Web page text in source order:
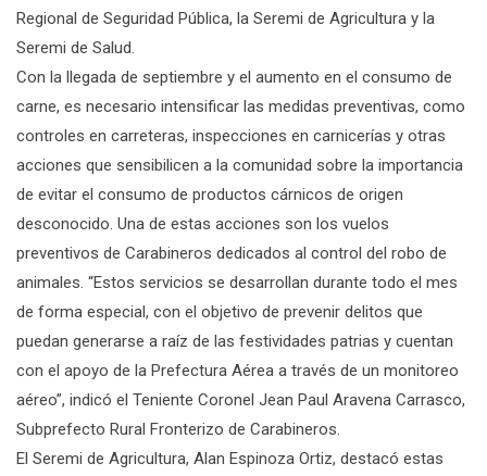
Regional de Seguridad Pública, la Seremi de Agricultura y la
Seremi de Salud.
Con la llegada de septiembre y el aumento en el consumo de
carne, es necesario intensificar las medidas preventivas, como
controles en carreteras, inspecciones en carnicerías y otras
acciones que sensibilicen a la comunidad sobre la importancia
de evitar el consumo de productos cárnicos de origen
desconocido. Una de estas acciones son los vuelos
preventivos de Carabineros dedicados al control del robo de
animales. “Estos servicios se desarrollan durante todo el mes
de forma especial, con el objetivo de prevenir delitos que
puedan generarse a raíz de las festividades patrias y cuentan
con el apoyo de la Prefectura Aérea a través de un monitoreo
aéreo”, indicó el Teniente Coronel Jean Paul Aravena Carrasco,
Subprefecto Rural Fronterizo de Carabineros.
El Seremi de Agricultura, Alan Espinoza Ortiz, destacó estas